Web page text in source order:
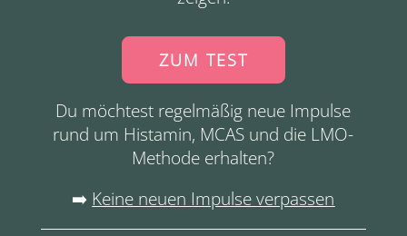
ZUM TEST
Du möchtest regelmäßig neue Impulse
rund um Histamin, MCAS und die LMO-
Methode erhalten?
➡️ Keine neuen Impulse verpassen